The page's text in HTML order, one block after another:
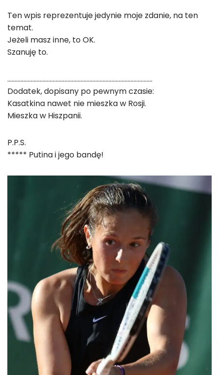
Ten wpis reprezentuje jedynie moje zdanie, na ten
temat.
Jeżeli masz inne, to OK.
Szanuję to.
………………………………………………………………………………………
Dodatek, dopisany po pewnym czasie:
Kasatkina nawet nie mieszka w Rosji.
Mieszka w Hiszpanii.
P.P.S.
***** Putina i jego bandę!